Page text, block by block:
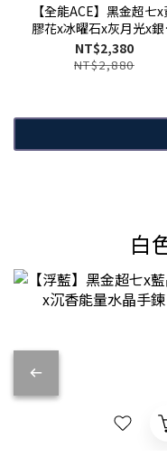
【全能ACE】黑金超七
膠花x冰曜石x灰月光x銀
石
NT$2,380
NT$2,880
白